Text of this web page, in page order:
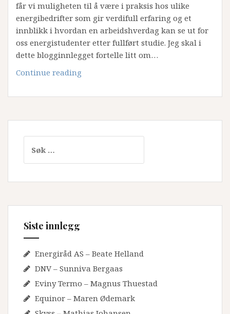
får vi muligheten til å være i praksis hos ulike
energibedrifter som gir verdifull erfaring og et
innblikk i hvordan en arbeidshverdag kan se ut for
oss energistudenter etter fullført studie. Jeg skal i
dette blogginnlegget fortelle litt om…
Continue reading
1
etter:
Siste innlegg
Energiråd AS – Beate Helland
DNV – Sunniva Bergaas
Eviny Termo – Magnus Thuestad
Equinor – Maren Ødemark